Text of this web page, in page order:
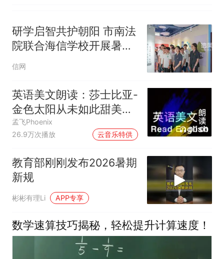
研学启智共护朝阳 市南法
院联合海信学校开展暑期
法治研学活动
信网
英语美文朗读：莎士比亚-
金色太阳从未如此甜美吻
过
孟飞Phoenix
26.9万次播放
云音乐特供
00:00
教育部刚刚发布2026暑期
新规
彬彬有理Li APP专享
数学速算技巧揭秘，轻松提升计算速度！